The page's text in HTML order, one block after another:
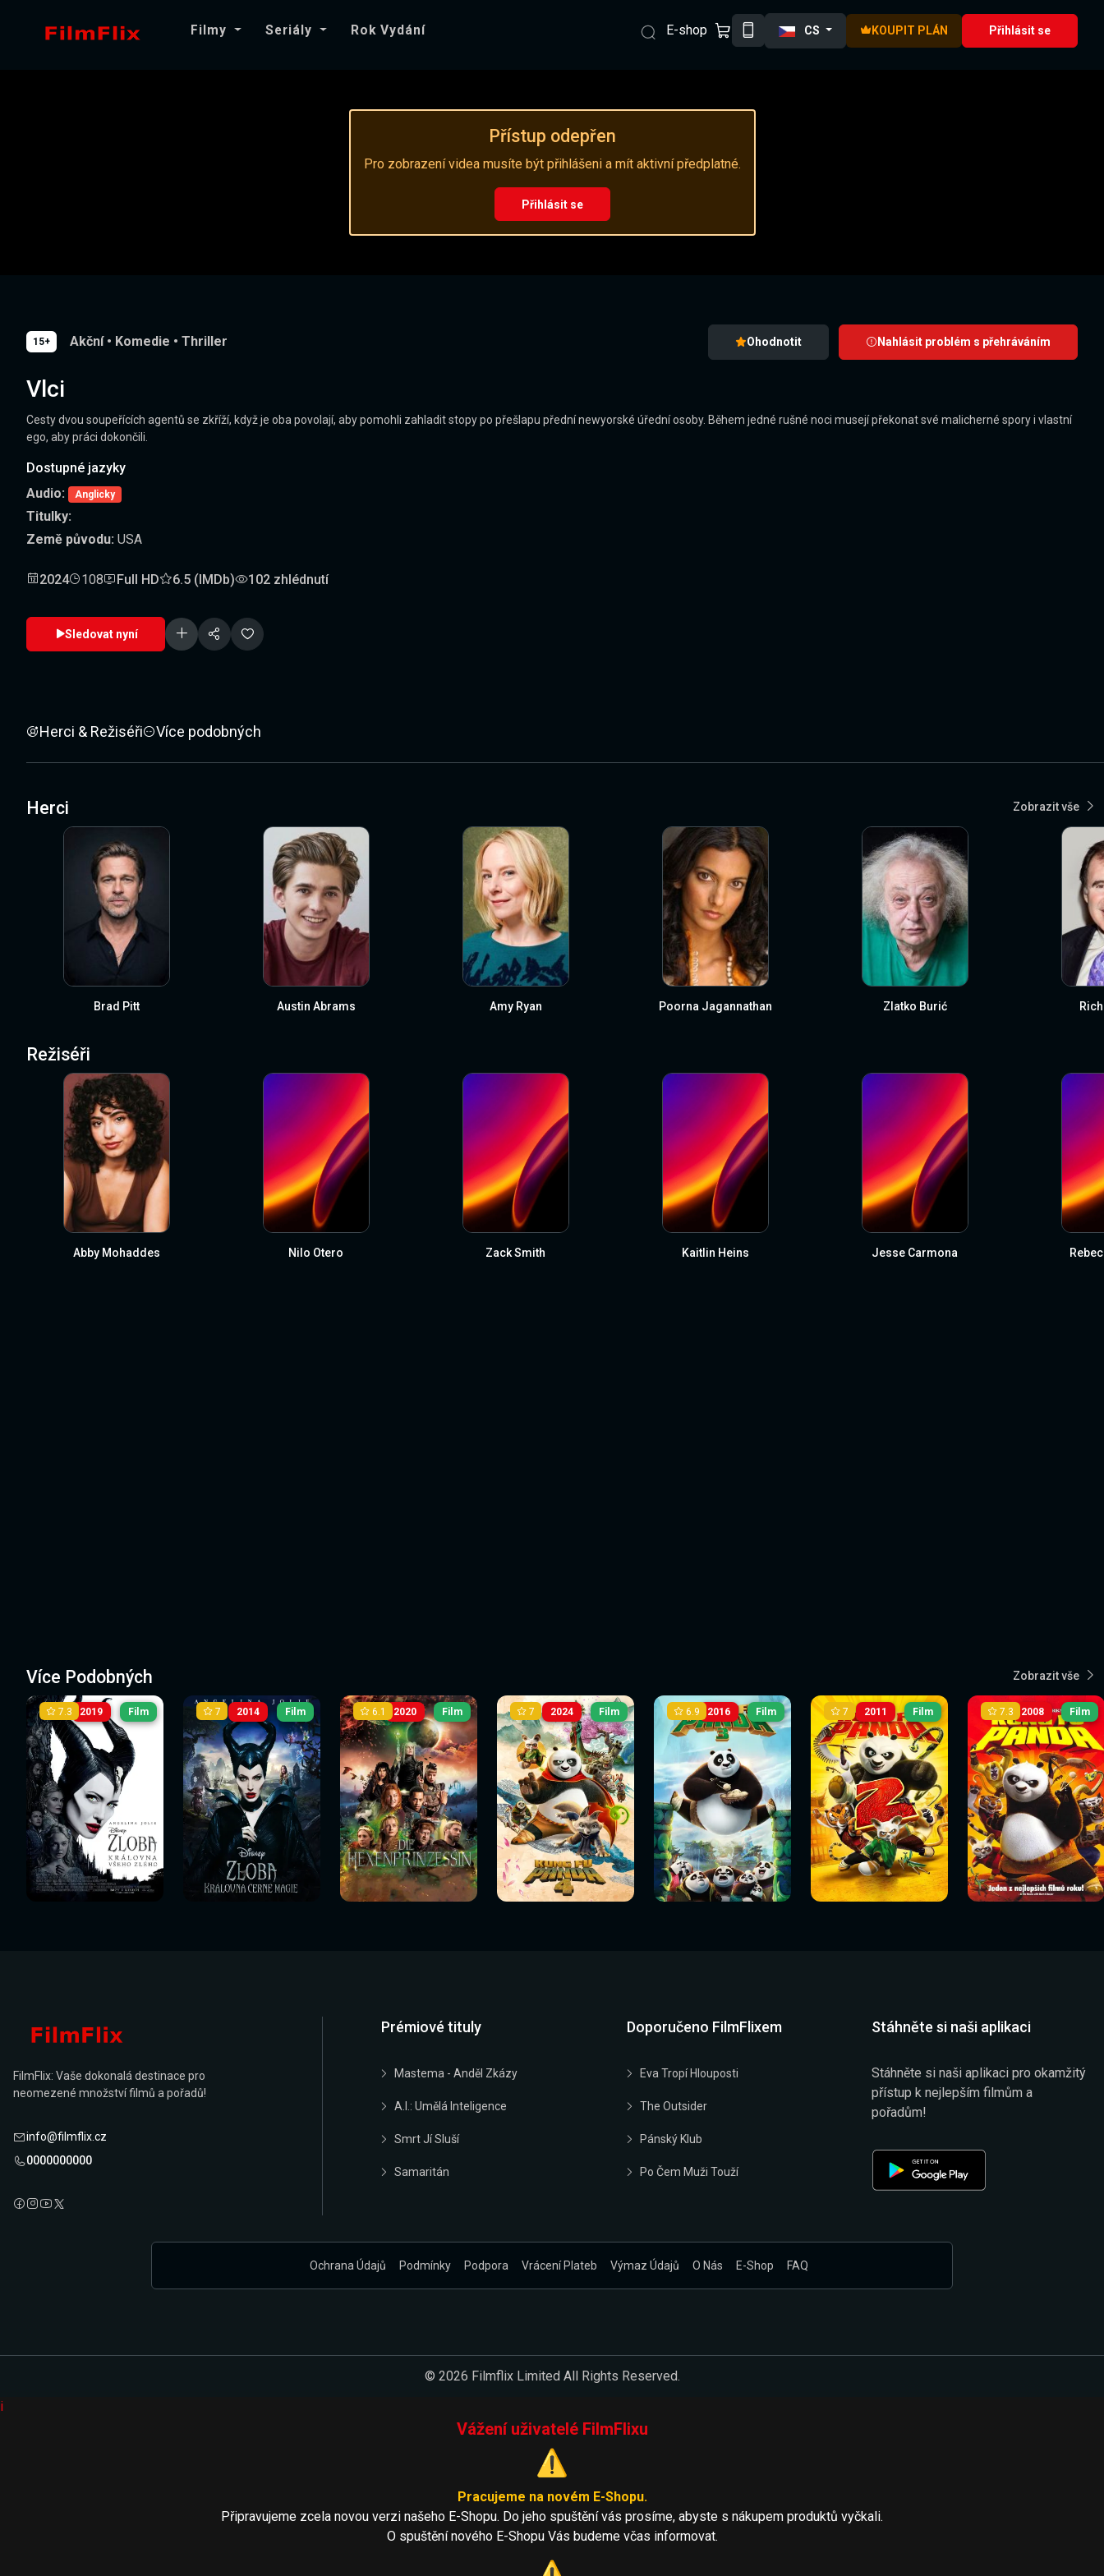
Filmy Seriály Rok Vydání E-shop CS KOUPIT PLÁN Přihlásit se
Přístup odepřen
Pro zobrazení videa musíte být přihlášeni a mít aktivní předplatné.
Přihlásit se
15+ Akční • Komedie • Thriller Ohodnotit Nahlásit problém s přehráváním
Vlci
Cesty dvou soupeřících agentů se zkříží, když je oba povolají, aby pomohli zahladit stopy po přešlapu přední newyorské úřední osoby. Během jedné rušné noci musejí překonat své malicherné spory i vlastní
ego, aby práci dokončili.
Dostupné jazyky
Audio:
Anglicky
Titulky:
Země původu: USA
2024 108 Full HD 6.5 (IMDb) 102 zhlédnutí
Sledovat nyní
Herci & Režiséři Více podobných
Herci Zobrazit vše
Brad Pitt Austin Abrams Amy Ryan Poorna Jagannathan Zlatko Burić
Režiséři
Abby Mohaddes Nilo Otero Zack Smith Kaitlin Heins Jesse Carmona
Více Podobných Zobrazit vše
2019
Sledovat
nyní
7.3 Film
Sledovat nyní
2014
Sledovat
nyní
7 Film
Sledovat nyní
2020
Sledovat
nyní
6.1 Film
Sledovat nyní
2024
Sledovat
nyní
7 Film
Sledovat nyní
2016
Sledovat
nyní
6.9 Film
Sledovat nyní
2011
Sledovat
nyní
7 Film
Sledovat nyní
2008
Sledovat
nyní
7.3 Film
Sledovat nyní
FilmFlix: Vaše dokonalá destinace pro
neomezené množství filmů a pořadů!
info@filmflix.cz
0000000000
Prémiové tituly
Mastema - Anděl Zkázy
A.I.: Umělá Inteligence
Smrt Jí Sluší
Samaritán
Doporučeno FilmFlixem
Eva Tropí Hlouposti
The Outsider
Pánský Klub
Po Čem Muži Touží
Stáhněte si naši aplikaci
Stáhněte si naši aplikaci pro okamžitý
přístup k nejlepším filmům a
pořadům!
Ochrana Údajů Podmínky Podpora Vrácení Plateb Výmaz Údajů O Nás E-Shop FAQ
© 2026 Filmflix Limited All Rights Reserved.
i
Vážení uživatelé FilmFlixu
⚠️
Pracujeme na novém E-Shopu.
Připravujeme zcela novou verzi našeho E-Shopu. Do jeho spuštění vás prosíme, abyste s nákupem produktů vyčkali.
O spuštění nového E-Shopu Vás budeme včas informovat.